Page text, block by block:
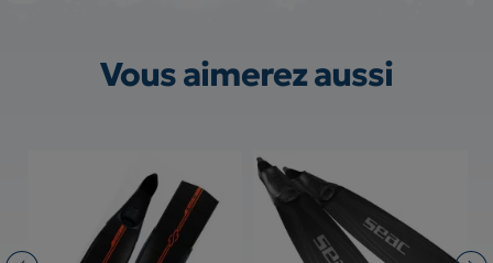
Vous aimerez aussi